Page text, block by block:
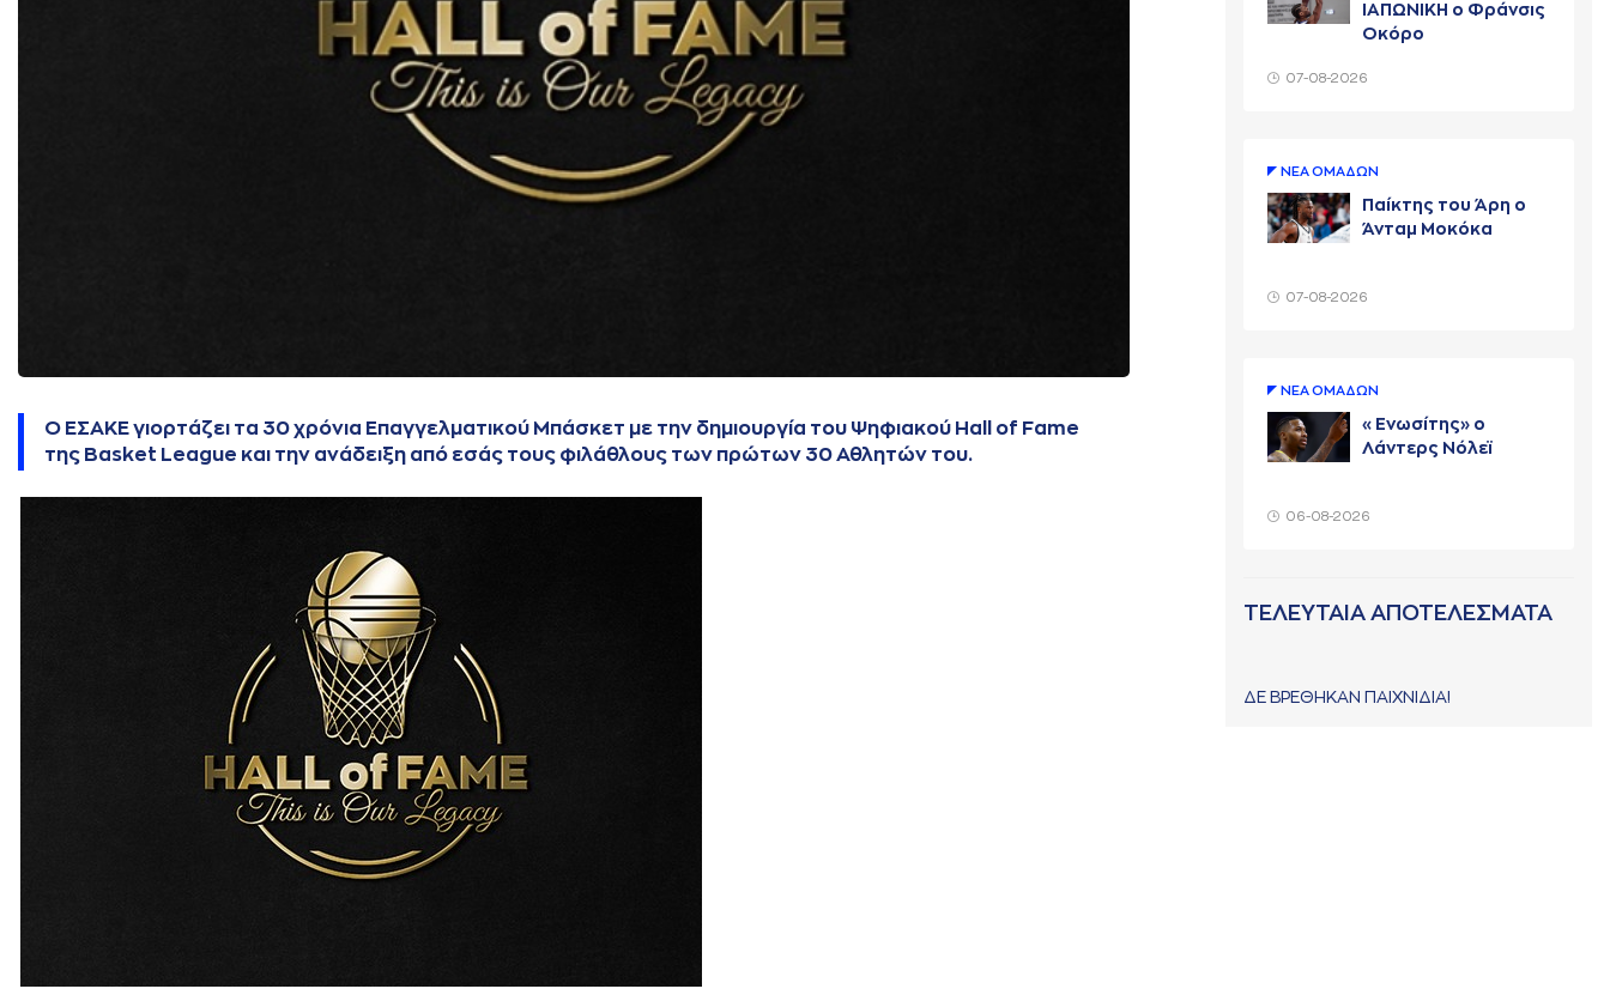
Ο ΕΣΑΚΕ γιορτάζει τα 30 χρόνια Επαγγελματικού Μπάσκετ με την δημιουργία του Ψηφιακού Hall of Fame
της Basket League και την ανάδειξη από εσάς τους φιλάθλους των πρώτων 30 Αθλητών του.
ΙΑΠΩΝΙΚΗ ο Φράνσις
Οκόρο
07-08-2026
ΝΕA ΟΜAΔΩΝ
Παίκτης του Άρη ο
Άνταμ Μοκόκα
07-08-2026
ΝΕA ΟΜAΔΩΝ
«Ενωσίτης» ο
Λάντερς Νόλεϊ
06-08-2026
ΤΕΛΕΥΤΑΙΑ ΑΠΟΤΕΛΕΣΜΑΤΑ
ΔΕ ΒΡΕΘΗΚΑΝ ΠΑΙΧΝΙΔΙΑ!